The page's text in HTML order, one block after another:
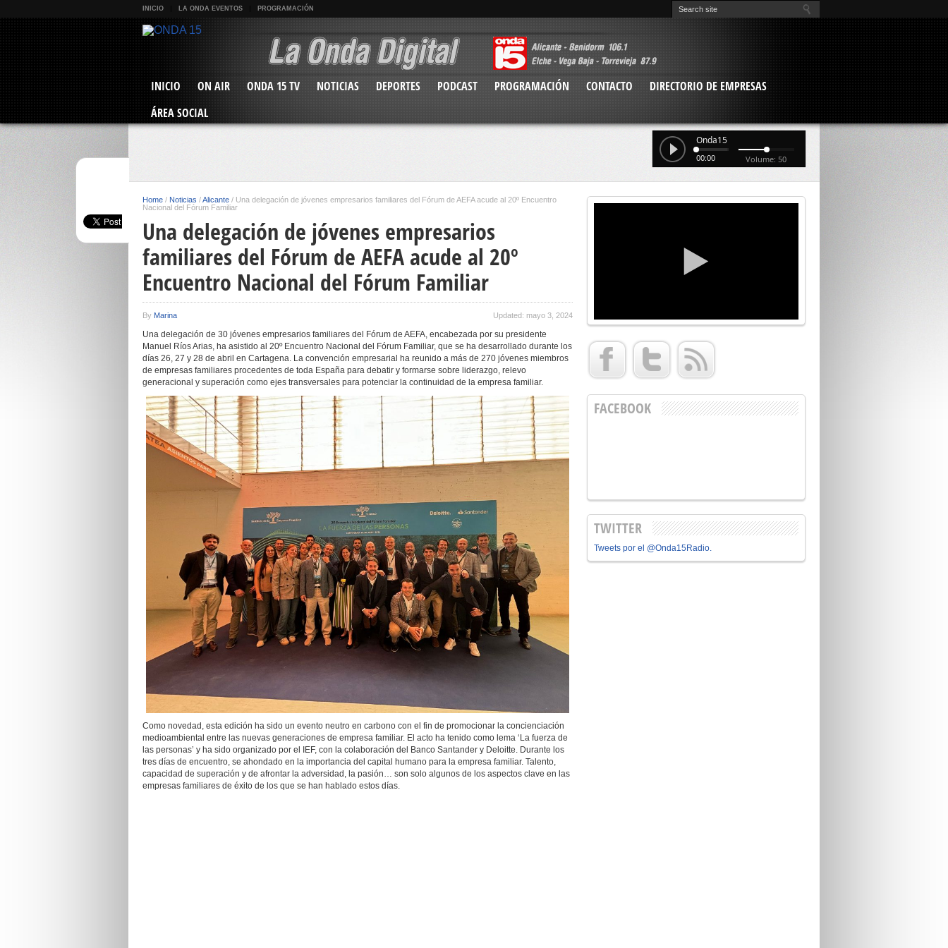
INICIO LA ONDA EVENTOS PROGRAMACIÓN
INICIO ON AIR ONDA 15 TV NOTICIAS DEPORTES PODCAST PROGRAMACIÓN CONTACTO
DIRECTORIO DE EMPRESAS
ÁREA SOCIAL
Onda15
00:00 Volume: 50
Home / Noticias /Alicante / Una delegación de jóvenes empresarios familiares del Fórum de AEFA acude al 20º Encuentro
Nacional del Fórum Familiar
Una delegación de jóvenes empresarios
familiares del Fórum de AEFA acude al 20º
Encuentro Nacional del Fórum Familiar
By Marina Updated: mayo 3, 2024
Una delegación de 30 jóvenes empresarios familiares del Fórum de AEFA, encabezada por su presidente
Manuel Ríos Arias, ha asistido al 20º Encuentro Nacional del Fórum Familiar, que se ha desarrollado durante los
días 26, 27 y 28 de abril en Cartagena. La convención empresarial ha reunido a más de 270 jóvenes miembros
de empresas familiares procedentes de toda España para debatir y formarse sobre liderazgo, relevo
generacional y superación como ejes transversales para potenciar la continuidad de la empresa familiar.
Como novedad, esta edición ha sido un evento neutro en carbono con el fin de promocionar la concienciación
medioambiental entre las nuevas generaciones de empresa familiar. El acto ha tenido como lema ‘La fuerza de
las personas’ y ha sido organizado por el IEF, con la colaboración del Banco Santander y Deloitte. Durante los
tres días de encuentro, se ahondado en la importancia del capital humano para la empresa familiar. Talento,
capacidad de superación y de afrontar la adversidad, la pasión… son solo algunos de los aspectos clave en las
empresas familiares de éxito de los que se han hablado estos días.
FACEBOOK
TWITTER
Tweets por el @Onda15Radio.